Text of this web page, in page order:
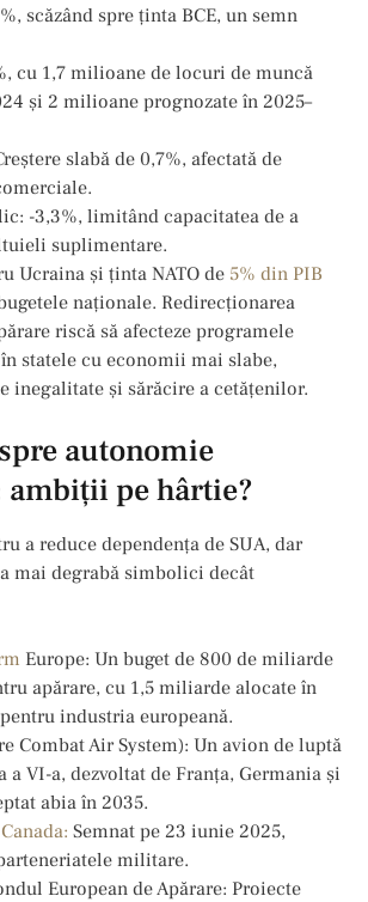
scăzând spre ținta BCE, un semn
cu 1,7 milioane de locuri de muncă
și 2 milioane prognozate în 2025–
slabă de 0,7%, afectată de
-3,3%, limitând capacitatea de a
suplimentare.
Ucraina și ținta NATO de 5% din PIB
naționale. Redirecționarea
riscă să afecteze programele
statele cu economii mai slabe,
inegalitate și sărăcire a cetățenilor.
autonomie
ambiții pe hârtie?
a reduce dependența de SUA, dar
mai degrabă simbolici decât
Europe: Un buget de 800 de miliarde
apărare, cu 1,5 miliarde alocate în
industria europeană.
Combat Air System): Un avion de luptă
a VI-a, dezvoltat de Franța, Germania și
abia în 2035.
Semnat pe 23 iunie 2025,
militare.
European de Apărare: Proiecte